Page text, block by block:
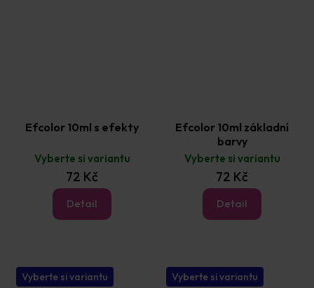
Efcolor 10ml s efekty
Vyberte si variantu
72 Kč
Detail
Efcolor 10ml základní
barvy
Vyberte si variantu
72 Kč
Detail
Vyberte si variantu Vyberte si variantu